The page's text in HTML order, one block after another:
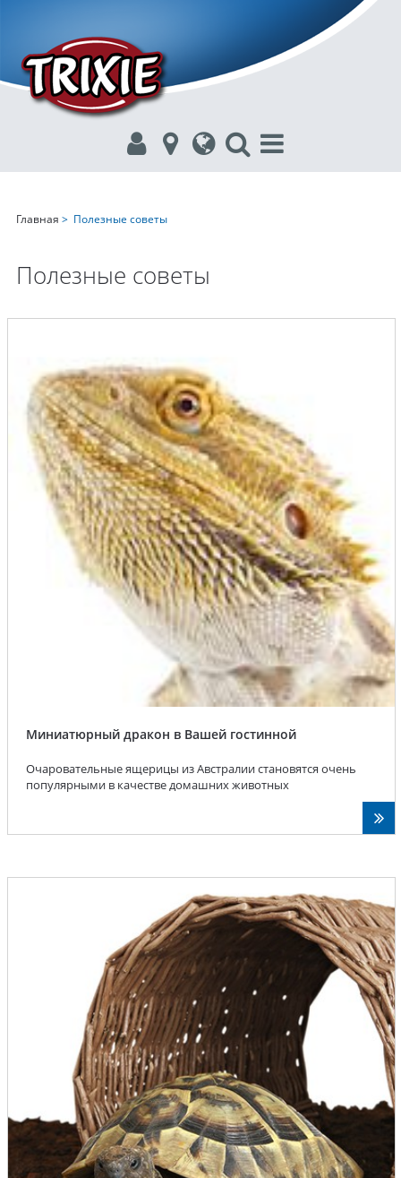
Главная > Полезные советы
Полезные советы
Миниатюрный дракон в Вашей гостинной
Очаровательные ящерицы из Австралии становятся очень
популярными в качестве домашних животных